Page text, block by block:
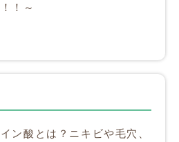
！～
ン酸とは？ニキビや毛穴、